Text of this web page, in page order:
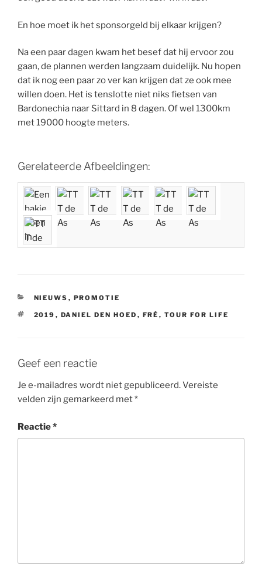
En hoe moet ik het sponsorgeld bij elkaar krijgen?
Na een paar dagen kwam het besef dat hij ervoor zou
gaan, de plannen werden langzaam duidelijk. Nu hopen
dat ik nog een paar zo ver kan krijgen dat ze ook mee
willen doen. Het is tenslotte niet niks fietsen van
Bardonechia naar Sittard in 8 dagen. Of wel 1300km
met 19000 hoogte meters.
Gerelateerde Afbeeldingen:
CATEGORIEËN
NIEUWS , PROMOTIE
TAGS
2019 , DANIEL DEN HOED , FRÉ , TOUR FOR LIFE
Geef een reactie
Je e-mailadres wordt niet gepubliceerd.Vereiste
velden zijn gemarkeerd met*
Reactie*